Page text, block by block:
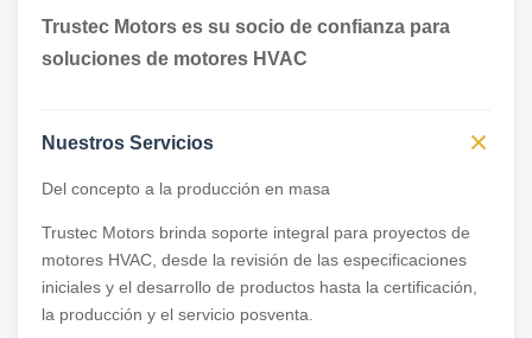
Trustec Motors es su socio de confianza para
soluciones de motores HVAC
Nuestros Servicios
Del concepto a la producción en masa
Trustec Motors brinda soporte integral para proyectos de
motores HVAC, desde la revisión de las especificaciones
iniciales y el desarrollo de productos hasta la certificación,
la producción y el servicio posventa.